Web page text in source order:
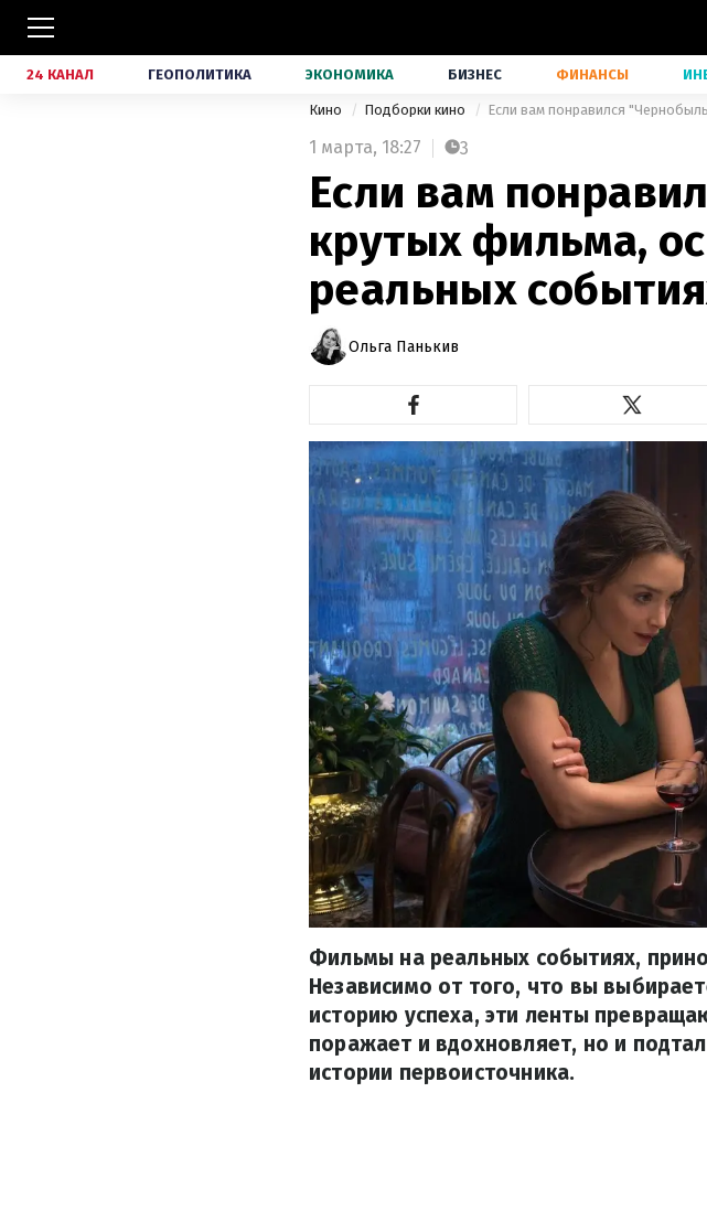
24 КАНАЛ ГЕОПОЛИТИКА ЭКОНОМИКА БИЗНЕС ФИНАНСЫ
Кино Подборки кино Если вам понравился
1 марта, 18:27 3
Если вам
крутых фильма,
реальных
Ольга Панькив
Фильмы на реальных событиях,
Независимо от того, что вы
историю успеха, эти ленты
поражает и вдохновляет, но и
истории первоисточника.